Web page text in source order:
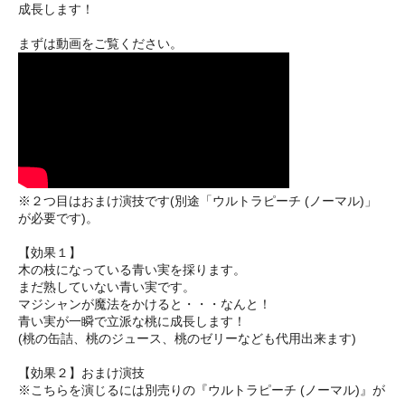
成長します！
まずは動画をご覧ください。
※２つ目はおまけ演技です(別途「ウルトラピーチ (ノーマル)」
が必要です)。
【効果１】
木の枝になっている青い実を採ります。
まだ熟していない青い実です。
マジシャンが魔法をかけると・・・なんと！
青い実が一瞬で立派な桃に成長します！
(桃の缶詰、桃のジュース、桃のゼリーなども代用出来ます)
【効果２】おまけ演技
※こちらを演じるには別売りの『ウルトラピーチ (ノーマル)』が